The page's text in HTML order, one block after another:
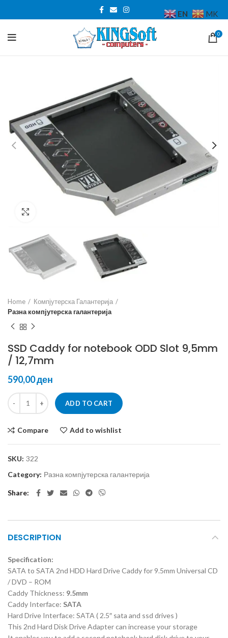
0
Home
Компјутерска Галантерија
Разна компјутерска галантерија
SSD Caddy for notebook ODD Slot 9,5mm
/ 12,7mm
ден
ADD TO CART
Compare Add to wishlist
SKU: 322
Category: Разна компјутерска галантерија
Share
DESCRIPTION
Specification:
SATA to SATA 2nd HDD Hard Drive Caddy for 9.5mm Universal CD
/ DVD – ROM
Caddy Thickness: 9.5mm
Caddy Interface: SATA
Hard Drive Interface: SATA ( 2.5″ sata and ssd drives )
This 2nd Hard Disk Drive Adapter can increase your storage
EN MK